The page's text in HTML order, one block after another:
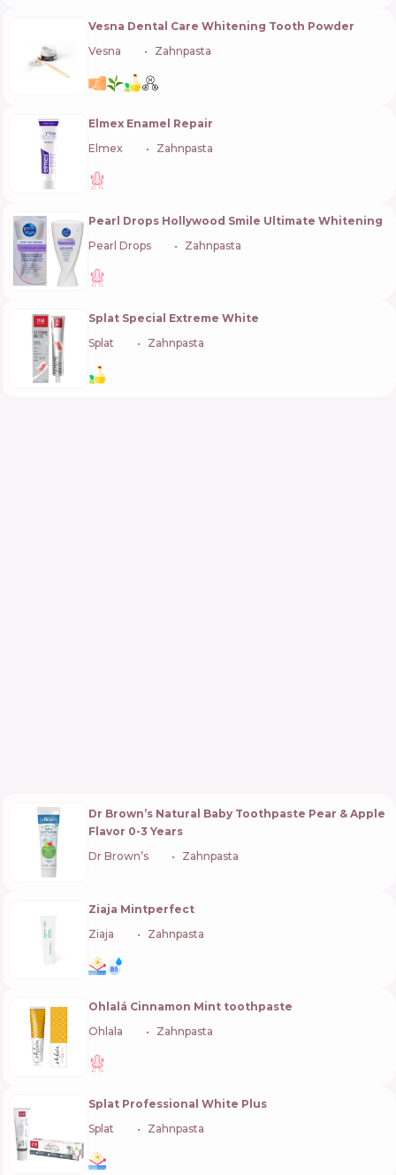
Vesna Dental Care Whitening Tooth Powder
Vesna
Zahnpasta
Elmex Enamel Repair
Elmex
Zahnpasta
Pearl Drops Hollywood Smile Ultimate Whitening
Pearl Drops
Zahnpasta
Splat Special Extreme White
Splat
Zahnpasta
Dr Brown’s Natural Baby Toothpaste Pear & Apple
Flavor 0-3 Years
Dr Brown’s
Zahnpasta
Ziaja Mintperfect
Ziaja
Zahnpasta
Ohlalá Cinnamon Mint toothpaste
Ohlala
Zahnpasta
Splat Professional White Plus
Splat
Zahnpasta